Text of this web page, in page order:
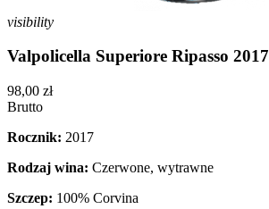
visibility
Valpolicella Superiore Ripasso 2017
98,00 zł
Brutto
Rocznik: 2017
Rodzaj wina: Czerwone, wytrawne
Szczep: 100% Corvina